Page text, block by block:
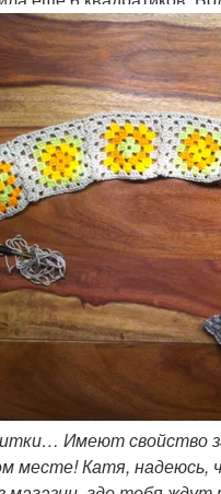
Имеют свойство
месте! Катя, надеюсь,